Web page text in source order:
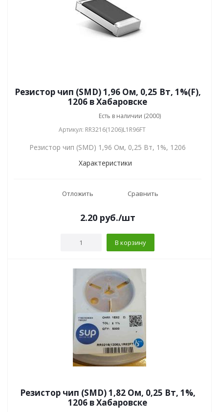
Резистор чип (SMD) 1,96 Ом, 0,25 Вт, 1%(F),
1206 в Хабаровске
Есть в наличии (2000)
Артикул: RR3216(1206)L1R96FT
Резистор чип (SMD) 1,96 Ом, 0,25 Вт, 1%, 1206
Характеристики
Отложить Сравнить
2.20 руб./шт
В корзину
Резистор чип (SMD) 1,82 Ом, 0,25 Вт, 1%,
1206 в Хабаровске